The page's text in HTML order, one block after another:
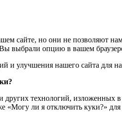
сайте, но они не позволяют
выбрали опцию в вашем
и улучшения нашего сайта для
других технологий,
«Могу ли я отключить куки?»